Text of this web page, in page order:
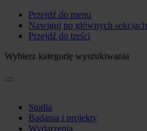
Przejdź do menu
Nawiguj po głównych sekcjach
Przejdź do treści
Wybierz kategorię wyszukiwania
Studia
Badania i projekty
Wydarzenia